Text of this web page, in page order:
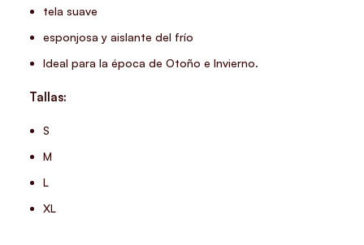
tela suave
esponjosa y aislante del frío
Ideal para la época de Otoño e Invierno.
Tallas:
S
M
L
XL